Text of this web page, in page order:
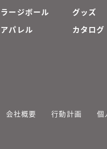
ラージボール
グッズ
アパレル
カタログ
会社概要 行動計画 個